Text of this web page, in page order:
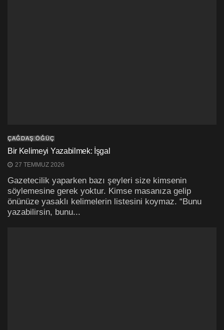
ÇAĞDAŞ ÖĞÜÇ
Bir Kelimeyi Yazabilmek: İşgal
27 TEMMUZ 2026
Gazetecilik yaparken bazı şeyleri size kimsenin
söylemesine gerek yoktur. Kimse masanıza gelip
önünüze yasaklı kelimelerin listesini koymaz. “Bunu
yazabilirsin, bunu...